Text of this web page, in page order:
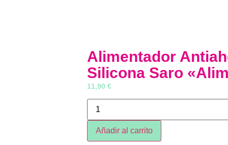
Alimentador
Silicona Saro
11,90 €
Añadir al carrito